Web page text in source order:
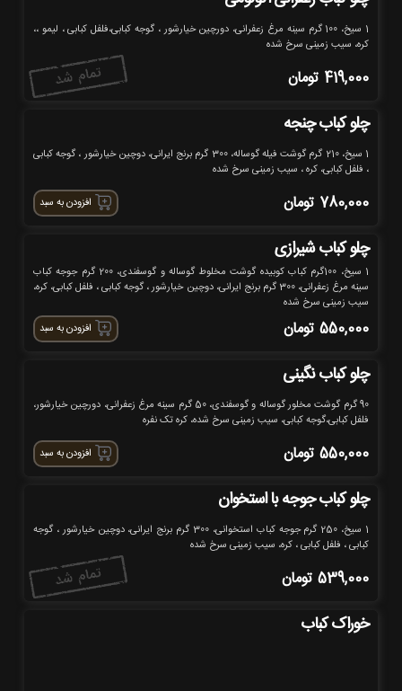
1 سیخ، 100 گرم سینه مرغ زعفرانی، دورچین خیارشور ، گوجه کبابی،فلفل کبابی ، لیمو ،،
کره، سیب زمینی سرخ شده
419,000 تومان
چلو کباب چنجه
1 سیخ، 210 گرم گوشت فیله گوساله، 300 گرم برنج ایرانی، دوچین خیارشور ، گوجه کبابی
، فلفل کبابی، کره ، سیب زمینی سرخ شده
780,000 تومان افزودن به سبد
چلو کباب شیرازی
1 سیخ، 100گرم کباب کوبیده گوشت مخلوط گوساله و گوسفندی، 200 گرم جوجه کباب
سینه مرغ زعفرانی، 300 گرم برنج ایرانی، دوچین خیارشور ، گوجه کبابی ، فلفل کبابی، کره،
سیب زمینی سرخ شده
550,000 تومان افزودن به سبد
چلو کباب نگینی
90 گرم گوشت مخلور گوساله و گوسفندی، 50 گرم سینه مرغ زعفرانی، دورچین خیارشور،
فلفل کبابی،گوجه کبابی، سیب زمینی سرخ شده، کره تک نفره
550,000 تومان افزودن به سبد
چلو کباب جوجه با استخوان
1 سیخ، 250 گرم جوجه کباب استخوانی، 300 گرم برنج ایرانی، دوچین خیارشور ، گوجه
کبابی ، فلفل کبابی ، کره، سیب زمینی سرخ شده
539,000 تومان
خوراک کباب